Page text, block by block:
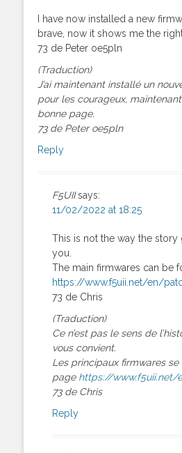
I have now installed a new
brave, now it shows me the
73 de Peter oe5pln
(Traduction)
J’ai maintenant installé un
pour les courageux,
bonne page.
73 de Peter oe5pln
Reply
F5UII says:
11/02/2022 at 18:25
This is not the way the story
you.
The main firmwares can be
https://www.f5uii.net/en/
73 de Chris
(Traduction)
Ce n’est pas le sens de
vous convient.
Les principaux firmwares
page https://
73 de Chris
Reply